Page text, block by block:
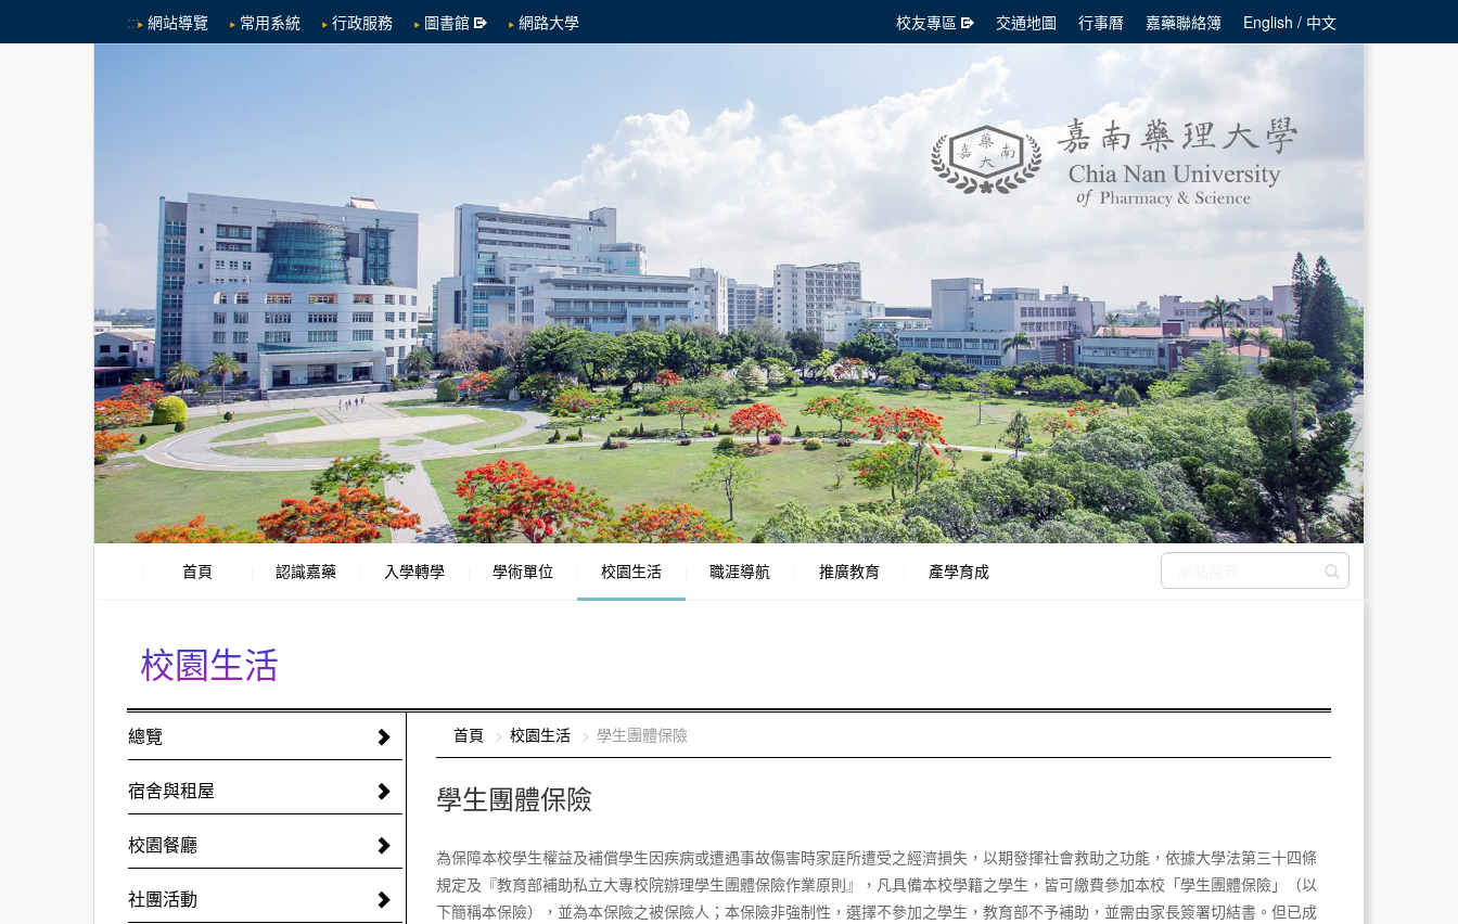
跳到中央內容區塊::: 網站導覽 常用系統 行政服務 圖書館 網路大學 校友專區 交通地圖 行事曆 嘉藥聯絡簿 English / 中文
首頁 認識嘉藥 入學轉學 學術單位 校園生活 職涯導航 推廣教育 產學育成
校園生活
總覽
宿舍與租屋
校園餐廳
社團活動
首頁 校園生活 學生團體保險
學生團體保險
為保障本校學生權益及補償學生因疾病或遭遇事故傷害時家庭所遭受之經濟損失，以期發揮社會救助之功能，依據大學法第三十四條
規定及『教育部補助私立大專校院辦理學生團體保險作業原則』，凡具備本校學籍之學生，皆可繳費參加本校「學生團體保險」（以
下簡稱本保險），並為本保險之被保險人；本保險非強制性，選擇不參加之學生，教育部不予補助，並需由家長簽署切結書。但已成